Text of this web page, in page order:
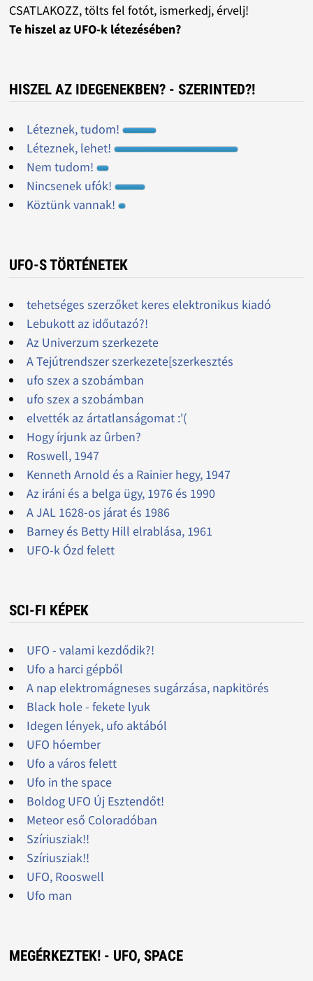
CSATLAKOZZ, tölts fel fotót, ismerkedj, érvelj!
Te hiszel az UFO-k létezésében?
HISZEL AZ IDEGENEKBEN? - SZERINTED?!
Léteznek, tudom!
Léteznek, lehet!
Nem tudom!
Nincsenek ufók!
Köztünk vannak!
UFO-S TÖRTÉNETEK
tehetséges szerzőket keres elektronikus kiadó
Lebukott az időutazó?!
Az Univerzum szerkezete
A Tejútrendszer szerkezete[szerkesztés
ufo szex a szobámban
ufo szex a szobámban
elvették az ártatlanságomat :'(
Hogy írjunk az ûrben?
Roswell, 1947
Kenneth Arnold és a Rainier hegy, 1947
Az iráni és a belga ügy, 1976 és 1990
A JAL 1628-os járat és 1986
Barney és Betty Hill elrablása, 1961
UFO-k Ózd felett
SCI-FI KÉPEK
UFO - valami kezdődik?!
Ufo a harci gépből
A nap elektromágneses sugárzása, napkitörés
Black hole - fekete lyuk
Idegen lények, ufo aktából
UFO hóember
Ufo a város felett
Ufo in the space
Boldog UFO Új Esztendőt!
Meteor eső Coloradóban
Szíriusziak!!
Szíriusziak!!
UFO, Rooswell
Ufo man
MEGÉRKEZTEK! - UFO, SPACE